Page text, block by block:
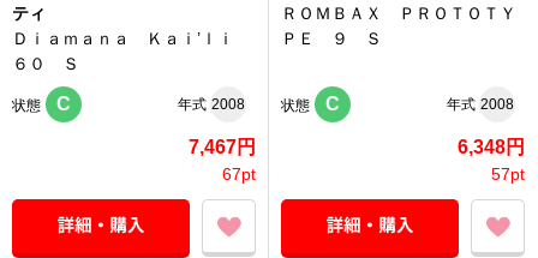
ティ
Ｄｉａｍａｎａ Ｋａｉ’ｌｉ
６０ Ｓ
状態 C 年式 2008
7,467円
67pt
ＲＯＭＢＡＸ ＰＲＯＴＯＴＹ
ＰＥ ９ Ｓ
状態 C 年式 2008
6,348円
57pt